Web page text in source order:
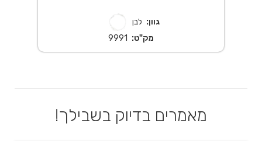
גוון: לבן
מק"ט: 9991
מאמרים בדיוק בשבילך!